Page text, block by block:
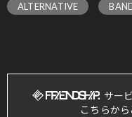
ALTERNATIVE
サー
こちらか